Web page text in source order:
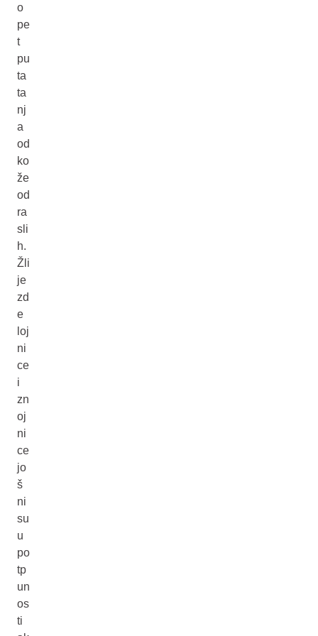
o
pe
t
pu
ta
ta
nj
a
od
ko
že
od
ra
sli
h.
Žli
je
zd
e
loj
ni
ce
i
zn
oj
ni
ce
jo
š
ni
su
u
po
tp
un
os
ti